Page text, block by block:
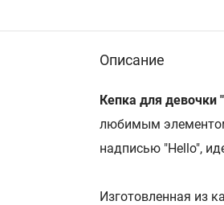
Описание
Кепка для девочки
любимым
надписью "Hello",
Изготовленная из